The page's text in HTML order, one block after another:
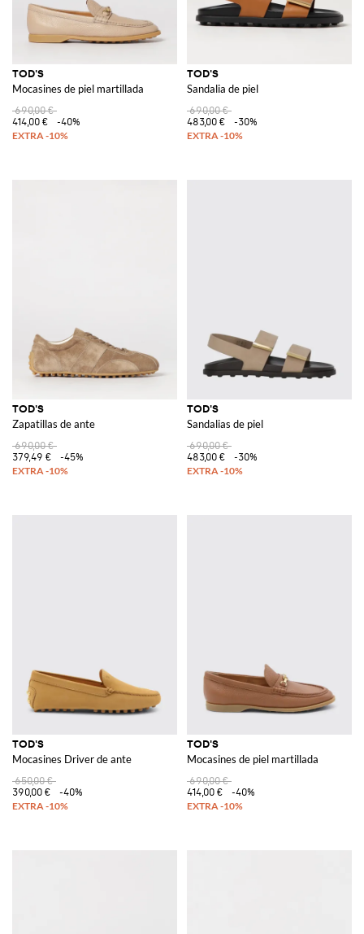
TOD'S
Mocasines de piel martillada
690,00 €
414,00 €
-40%
TOD'S
Sandalia de piel
690,00 €
483,00 €
-30%
TOD'S
Zapatillas de ante
690,00 €
379,49 €
-45%
TOD'S
Sandalias de piel
690,00 €
483,00 €
-30%
TOD'S
Mocasines Driver de ante
650,00 €
390,00 €
-40%
TOD'S
Mocasines de piel martillada
690,00 €
414,00 €
-40%